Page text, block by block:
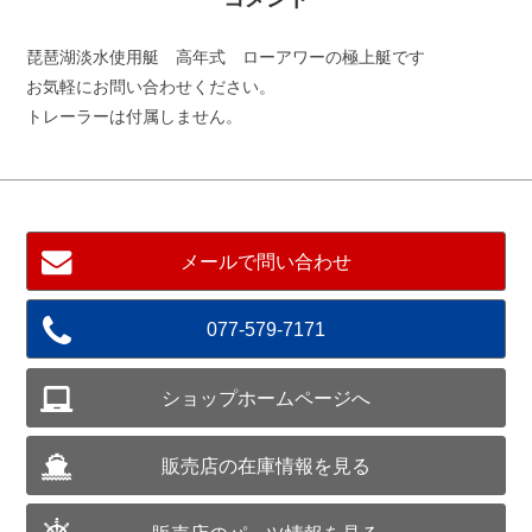
琵琶湖淡水使用艇 高年式 ローアワーの極上艇です
お気軽にお問い合わせください。
トレーラーは付属しません。
メールで問い合わせ
077-579-7171
ショップホームページへ
販売店の在庫情報を見る